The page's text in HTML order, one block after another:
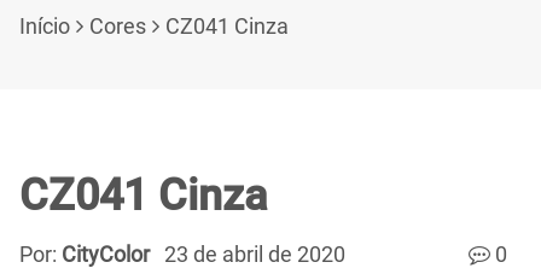
Início Cores CZ041 Cinza
CZ041 Cinza
Por: CityColor 23 de abril de 2020 0